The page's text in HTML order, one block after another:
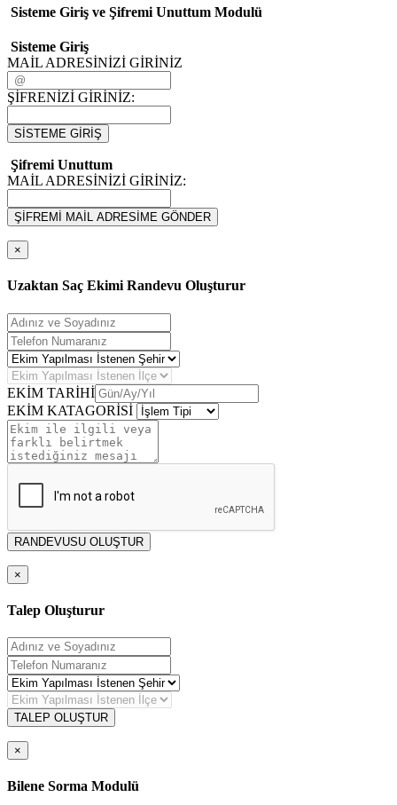
Sisteme Giriş ve Şifremi Unuttum Modulü
Sisteme Giriş
MAİL ADRESİNİZİ GİRİNİZ
ŞİFRENİZİ GİRİNİZ:
SİSTEME GİRİŞ
Şifremi Unuttum
MAİL ADRESİNİZİ GİRİNİZ:
ŞİFREMİ MAİL ADRESİME GÖNDER
×
Uzaktan Saç Ekimi Randevu Oluşturur
EKİM TARİHİ
EKİM KATAGORİSİ
RANDEVUSU OLUŞTUR
×
Talep Oluşturur
TALEP OLUŞTUR
×
Bilene Sorma Modulü